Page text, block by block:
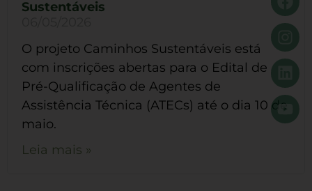
Sustentáveis
O projeto Caminhos Sustentáveis está
com inscrições abertas para o Edital de
Pré-Qualificação de Agentes de
Assistência Técnica (ATECs) até o dia 10 de
maio.
Leia mais »